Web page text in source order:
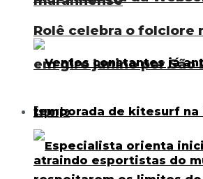
Rolê celebra o folclore
em giro junino por São
Esporte